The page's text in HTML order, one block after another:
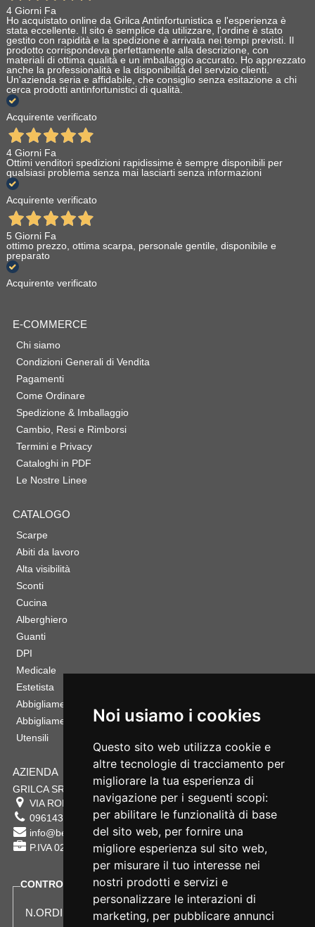
Noi usiamo i cookies
Questo sito web utilizza cookie e
altre tecnologie di tracciamento per
migliorare la tua esperienza di
navigazione per i seguenti scopi:
per abilitare le funzionalità di base
del sito web, per fornire una
migliore esperienza sul sito web,
per misurare il tuo interesse nei
nostri prodotti e servizi e
personalizzare le interazioni di
marketing, per pubblicare annunci
4 Giorni Fa
Ho acquistato online da Grilca Antinfortunistica e l'esperienza è
stata eccellente. Il sito è semplice da utilizzare, l'ordine è stato
gestito con rapidità e la spedizione è arrivata nei tempi previsti. Il
prodotto corrispondeva perfettamente alla descrizione, con
materiali di ottima qualità e un imballaggio accurato. Ho apprezzato
anche la professionalità e la disponibilità del servizio clienti.
Un'azienda seria e affidabile, che consiglio senza esitazione a chi
cerca prodotti antinfortunistici di qualità.
Acquirente verificato
4 Giorni Fa
Ottimi venditori spedizioni rapidissime è sempre disponibili per
qualsiasi problema senza mai lasciarti senza informazioni
Acquirente verificato
5 Giorni Fa
ottimo prezzo, ottima scarpa, personale gentile, disponibile e
preparato
Acquirente verificato
E-COMMERCE
Chi siamo
Condizioni Generali di Vendita
Pagamenti
Come Ordinare
Spedizione & Imballaggio
Cambio, Resi e Rimborsi
Termini e Privacy
Cataloghi in PDF
Le Nostre Linee
CATALOGO
Scarpe
Abiti da lavoro
Alta visibilità
Sconti
Cucina
Alberghiero
Guanti
DPI
Medicale
Estetista
Abbigliamento Sportivo
Abbigliamento Bambino
Utensili
AZIENDA
GRILCA SRL
VIA ROMA 180 88054 SERSALE CZ
0961432177
info@bestsafety.it
P.IVA 02342180797
CONTROLLA LO STATO DEL TUO ORDINE
N.ORDINE: